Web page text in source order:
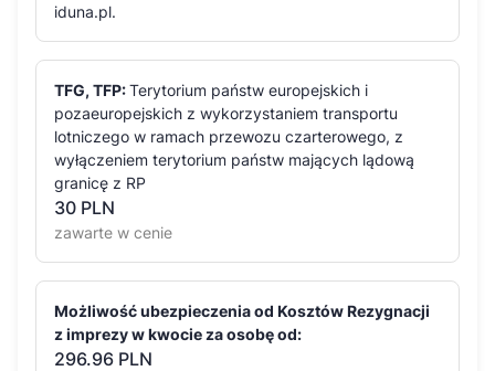
iduna.pl.
TFG, TFP:Terytorium państw europejskich i
pozaeuropejskich z wykorzystaniem transportu
lotniczego w ramach przewozu czarterowego, z
wyłączeniem terytorium państw mających lądową
granicę z RP
30 PLN
zawarte w cenie
Możliwość ubezpieczenia od Kosztów Rezygnacji
z imprezy w kwocie za osobę od:
296.96 PLN